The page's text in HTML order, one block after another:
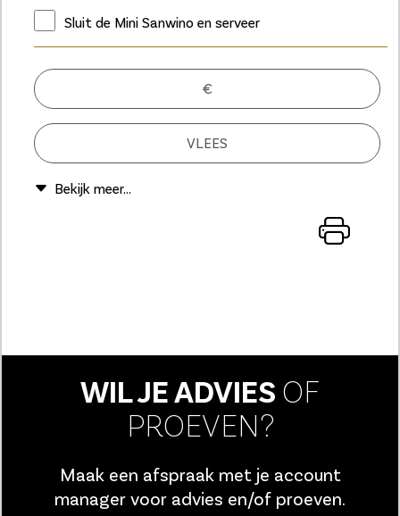
Sluit de Mini Sanwino en serveer
€
VLEES
WIL JE ADVIES OF
PROEVEN?
Maak een afspraak met je account
manager voor advies en/of proeven.